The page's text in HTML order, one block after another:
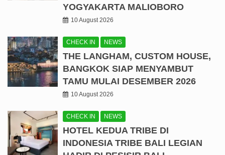
YOGYAKARTA MALIOBORO
10 August 2026
CHECK IN NEWS
THE LANGHAM, CUSTOM HOUSE,
BANGKOK SIAP MENYAMBUT
TAMU MULAI DESEMBER 2026
10 August 2026
CHECK IN NEWS
HOTEL KEDUA TRIBE DI
INDONESIA TRIBE BALI LEGIAN